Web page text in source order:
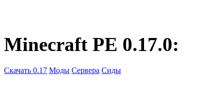
Minecraft PE 0.17.0:
Скачать 0.17 Моды Сервера Сиды